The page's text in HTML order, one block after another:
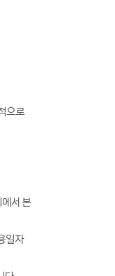
으로
서 본
일자